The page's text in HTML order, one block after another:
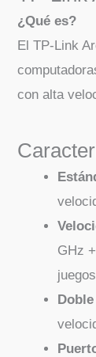
¿Qué es?
El TP-Link
con alta
GHz